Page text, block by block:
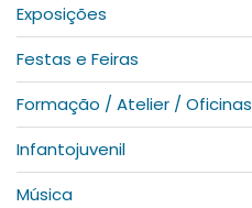
Exposições
Festas e Feiras
Formação / Atelier / Oficinas
Infantojuvenil
Música